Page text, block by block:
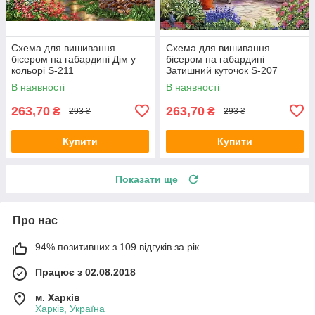
Схема для вишивання
бісером на габардині Дім у
кольорі S-211
В наявності
263,70 ₴ 293 ₴
Купити
Схема для вишивання
бісером на габардині
Затишний куточок S-207
В наявності
263,70 ₴ 293 ₴
Купити
Показати ще
Про нас
94% позитивних з 109 відгуків за рік
Працює з 02.08.2018
м. Харків
Харків, Україна